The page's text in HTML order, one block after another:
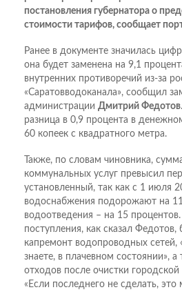
постановления губернатора о
стоимости тарифов, сообщает
Ранее в документе значилась
она будет заменена на 9,1
внутренних противоречий из­-за
«Саратовводоканала», сообщил
администрации Дмитрий Федотов
разница в 0,9 процента в
60 копеек с квадратного метра.
Также, по словам чиновника,
коммунальных услуг превысил
установленный, так как с 1 июля
водоснабжения подорожают на
водоотведения – на 15
поступления, как сказал Федотов,
капремонт водопроводных сетей,
знаете, в плачевном состоянии»,
отходов после очистки городской
«Если последнего не сделать,